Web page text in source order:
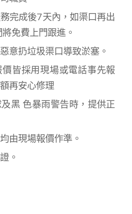
完成後7天內，如渠口再出
免費上門跟進。
意扔垃圾渠口導致淤塞。
價皆採用現場或電話事先報
再安心修理
黑 色暴雨警告時，提供正
由現場報價作準。
。